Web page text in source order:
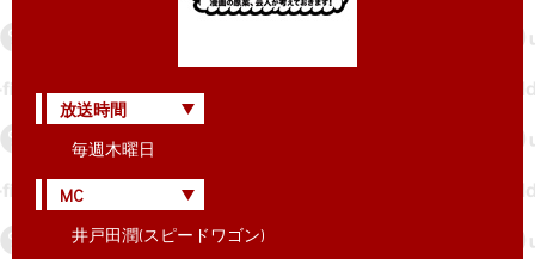
放送時間
毎週木曜日
MC
井戸田潤(スピードワゴン)